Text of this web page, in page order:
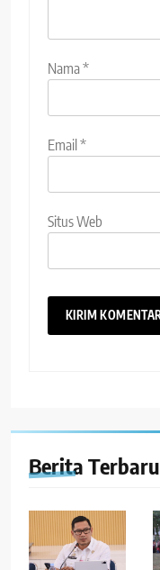
Nama*
Email*
Situs Web
Berita Terbaru